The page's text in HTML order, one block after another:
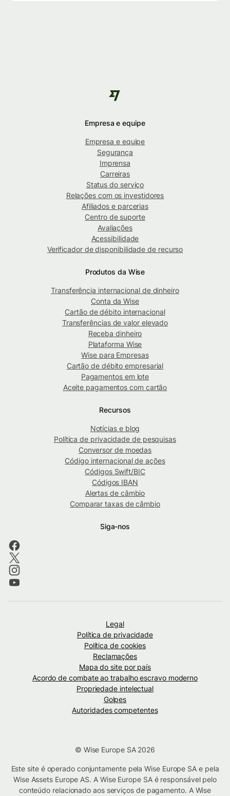
Empresa e equipe
Empresa e equipe
Segurança
Imprensa
Carreiras
Status do serviço
Relações com os investidores
Afiliados e parcerias
Centro de suporte
Avaliações
Acessibilidade
Verificador de disponibilidade de recurso
Produtos da Wise
Transferência internacional de dinheiro
Conta da Wise
Cartão de débito internacional
Transferências de valor elevado
Receba dinheiro
Plataforma Wise
Wise para Empresas
Cartão de débito empresarial
Pagamentos em lote
Aceite pagamentos com cartão
Recursos
Notícias e blog
Política de privacidade de pesquisas
Conversor de moedas
Código internacional de ações
Códigos Swift/BIC
Códigos IBAN
Alertas de câmbio
Comparar taxas de câmbio
Siga-nos
Legal
Política de privacidade
Política de cookies
Reclamações
Mapa do site por país
Acordo de combate ao trabalho escravo moderno
Propriedade intelectual
Golpes
Autoridades competentes
© Wise Europe SA 2026
Este site é operado conjuntamente pela Wise Europe SA e pela
Wise Assets Europe AS. A Wise Europe SA é responsável pelo
conteúdo relacionado aos serviços de pagamento. A Wise